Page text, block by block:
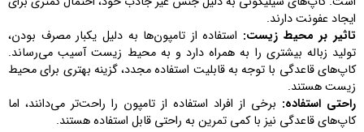
ایجاد عفونت دارند.
تاثیر بر محیط زیست: استفاده از تامپون‌ها به دلیل یکبار مصرف بودن،
تولید زباله بیشتری را به همراه دارد و به محیط زیست آسیب می‌رساند.
کاپ‌های قاعدگی با توجه به قابلیت استفاده مجدد، گزینه بهتری برای محیط
زیست هستند.
راحتی استفاده: برخی از افراد استفاده از تامپون را راحت‌تر می‌دانند، اما
کاپ‌های قاعدگی نیز با کمی تمرین به راحتی قابل استفاده هستند.